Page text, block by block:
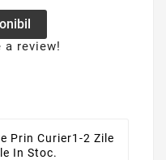
review!
Prin Curier1-2 Zile
In Stoc.